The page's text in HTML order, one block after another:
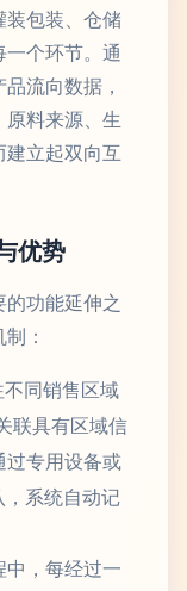
包装、仓储
个环节。通
流向数据，
料来源、生
建立起双向互
优势
功能延伸之
：
不同销售区域
联具有区域信
过专用设备或
系统自动记
中，每经过一